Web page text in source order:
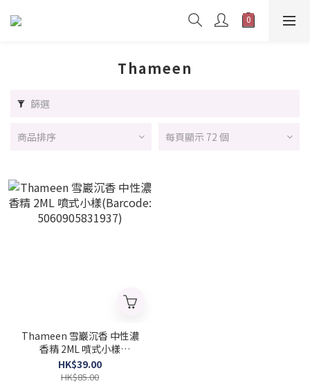
Thameen
篩選
商品排序 每頁顯示 72 個
Thameen 雪巖沉香 中性濃
香精 2ML 噴式小樣
(Barcode: 5060905831937)
HK$39.00
HK$85.00